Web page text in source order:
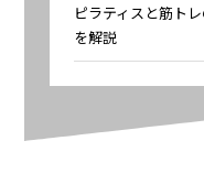
ピラティスと筋ト
を解説